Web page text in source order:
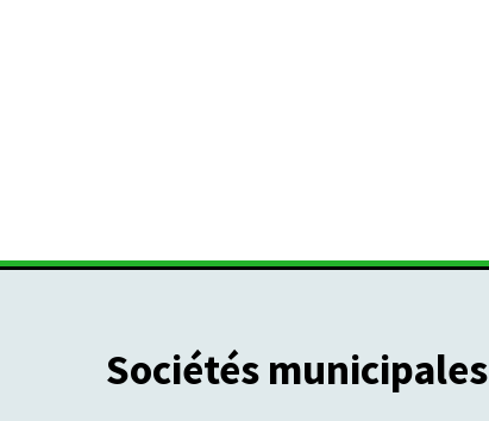
Sociétés municipales